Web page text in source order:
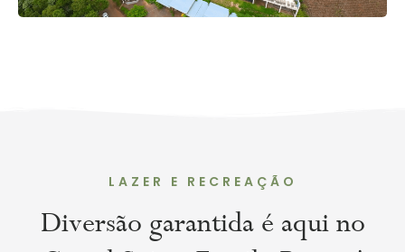
LAZER E RECREAÇÃO
Diversão garantida é aqui no